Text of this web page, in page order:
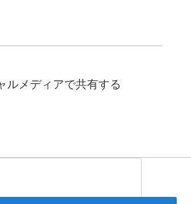
ルメディアで共有する